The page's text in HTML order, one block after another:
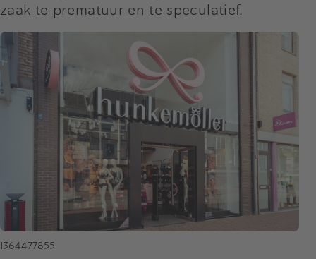
zaak te prematuur en te speculatief.
1364477855